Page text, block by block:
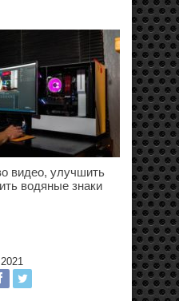
видео, улучшить
водяные знаки